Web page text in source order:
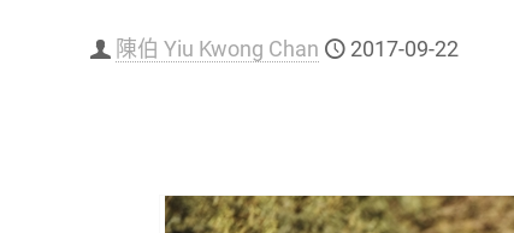
陳伯 Yiu Kwong Chan 2017-09-22